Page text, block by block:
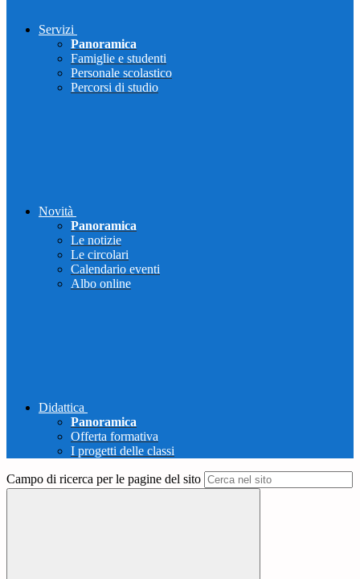
Servizi
Panoramica
Famiglie e studenti
Personale scolastico
Percorsi di studio
Novità
Panoramica
Le notizie
Le circolari
Calendario eventi
Albo online
Didattica
Panoramica
Offerta formativa
I progetti delle classi
Campo di ricerca per le pagine del sito